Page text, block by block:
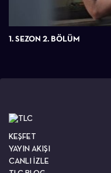
1. SEZON 2. BÖLÜM
KEŞFET
YAYIN AKIŞI
CANLI İZLE